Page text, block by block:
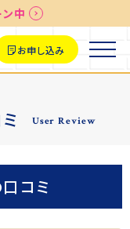
中
け7日後
お申し込み
User Review
コミ